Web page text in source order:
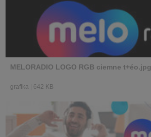
MELORADIO LOGO RGB ciemne t+éo.jpg
grafika 642 KB